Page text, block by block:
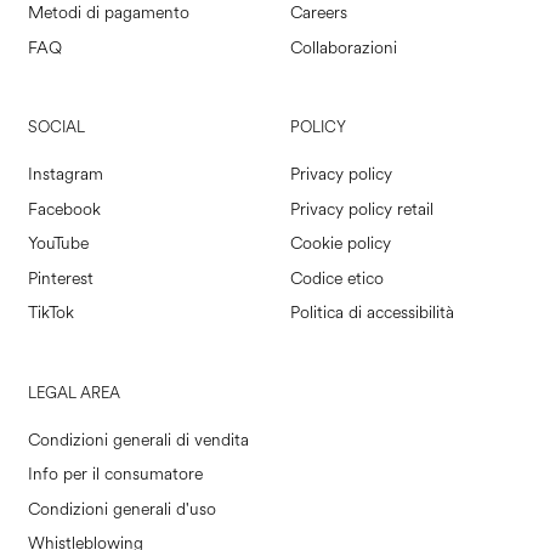
Metodi di pagamento
FAQ
Careers
Collaborazioni
SOCIAL
Instagram
Facebook
YouTube
Pinterest
TikTok
POLICY
Privacy policy
Privacy policy retail
Cookie policy
Codice etico
Politica di accessibilità
LEGAL AREA
Condizioni generali di vendita
Info per il consumatore
Condizioni generali d'uso
Whistleblowing